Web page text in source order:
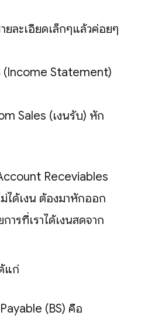
ละเอียดเล็กๆแล้วค่อยๆ
(Income Statement)
Sales (เงินรับ) หัก
Receviables
ได้เงิน ต้องมาหักออก
ารที่เราได้เงินสดจาก
แก่
(BS) คือ